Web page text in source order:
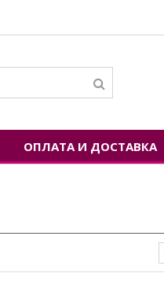
ОПЛАТА И ДОСТАВКА